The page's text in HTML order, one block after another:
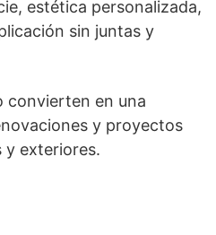
estética personalizada,
sin juntas y
convierten en una
y proyectos
y exteriores.